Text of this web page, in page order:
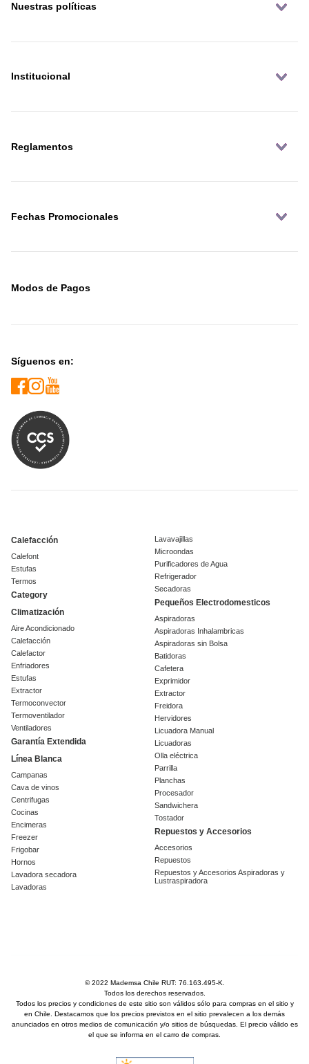
Nuestras políticas
Institucional
Reglamentos
Fechas Promocionales
Modos de Pagos
Síguenos en:
Calefacción
Calefont
Estufas
Termos
Category
Climatización
Aire Acondicionado
Calefacción
Calefactor
Enfriadores
Estufas
Extractor
Termoconvector
Termoventilador
Ventiladores
Garantía Extendida
Línea Blanca
Campanas
Cava de vinos
Centrifugas
Cocinas
Encimeras
Freezer
Frigobar
Hornos
Lavadora secadora
Lavadoras
Lavavajillas
Microondas
Purificadores de Agua
Refrigerador
Secadoras
Pequeños Electrodomesticos
Aspiradoras
Aspiradoras Inhalambricas
Aspiradoras sin Bolsa
Batidoras
Cafetera
Exprimidor
Extractor
Freidora
Hervidores
Licuadora Manual
Licuadoras
Olla eléctrica
Parrilla
Planchas
Procesador
Sandwichera
Tostador
Repuestos y Accesorios
Accesorios
Repuestos
Repuestos y Accesorios Aspiradoras y
Lustraspiradora
© 2022 Mademsa Chile RUT: 76.163.495-K.
Todos los derechos reservados.
Todos los precios y condiciones de este sitio son válidos sólo para compras en el sitio y
en Chile. Destacamos que los precios previstos en el sitio prevalecen a los demás
anunciados en otros medios de comunicación y/o sitios de búsquedas. El precio válido es
el que se informa en el carro de compras.